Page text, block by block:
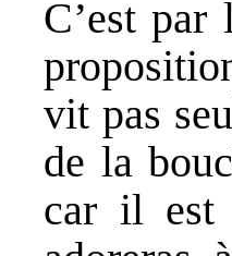
C’est par
vit pas
de la
car il est